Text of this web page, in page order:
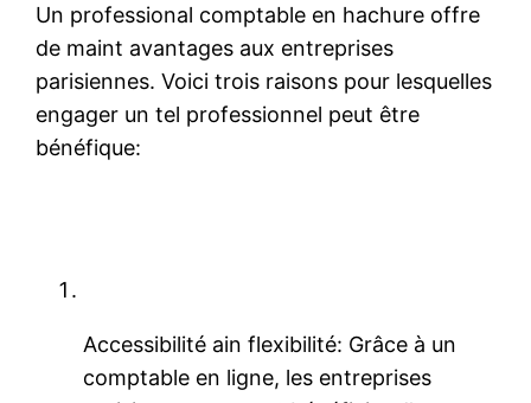
Un professional comptable en hachure offre
de maint avantages aux entreprises
parisiennes. Voici trois raisons pour lesquelles
engager un tel professionnel peut être
bénéfique:
Accessibilité ain flexibilité: Grâce à un
comptable en ligne, les entreprises